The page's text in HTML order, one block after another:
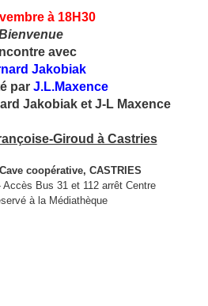
à 18H30
avec
Jakobiak
par J.L.Maxence
Jakobiak et J-L Maxence
Giroud à Castries
coopérative, CASTRIES
Bus 31 et 112 arrêt Centre
à la Médiathèque